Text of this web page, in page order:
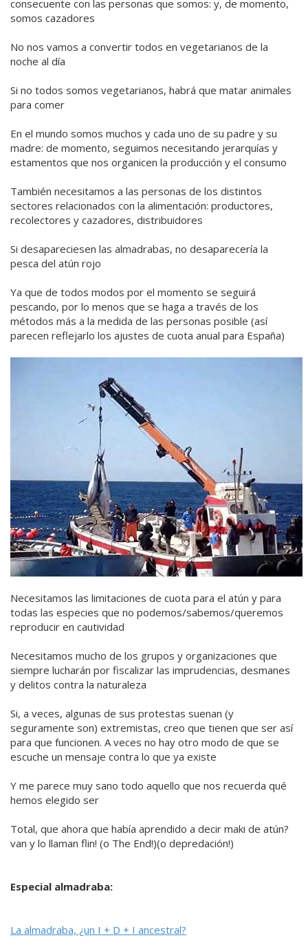
consecuente con las personas que somos: y, de momento,
somos cazadores
No nos vamos a convertir todos en vegetarianos de la
noche al día
Si no todos somos vegetarianos, habrá que matar animales
para comer
En el mundo somos muchos y cada uno de su padre y su
madre: de momento, seguimos necesitando jerarquías y
estamentos que nos organicen la producción y el consumo
También necesitamos a las personas de los distintos
sectores relacionados con la alimentación: productores,
recolectores y cazadores, distribuidores
Si desapareciesen las almadrabas, no desaparecería la
pesca del atún rojo
Ya que de todos modos por el momento se seguirá
pescando, por lo menos que se haga a través de los
métodos más a la medida de las personas posible (así
parecen reflejarlo los ajustes de cuota anual para España)
Necesitamos las limitaciones de cuota para el atún y para
todas las especies que no podemos/sabemos/queremos
reproducir en cautividad
Necesitamos mucho de los grupos y organizaciones que
siempre lucharán por fiscalizar las imprudencias, desmanes
y delitos contra la naturaleza
Si, a veces, algunas de sus protestas suenan (y
seguramente son) extremistas, creo que tienen que ser así
para que funcionen. A veces no hay otro modo de que se
escuche un mensaje contra lo que ya existe
Y me parece muy sano todo aquello que nos recuerda qué
hemos elegido ser
Total, que ahora que había aprendido a decir maki de atún?
van y lo llaman flin! (o The End!)(o depredación!)
Especial almadraba:
La almadraba, ¿un I + D + I ancestral?